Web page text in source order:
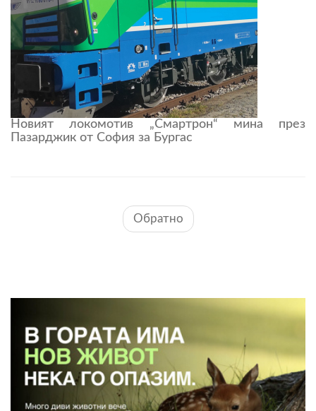
Новият локомотив „Смартрон“ мина през
Пазарджик от София за Бургас
Обратно